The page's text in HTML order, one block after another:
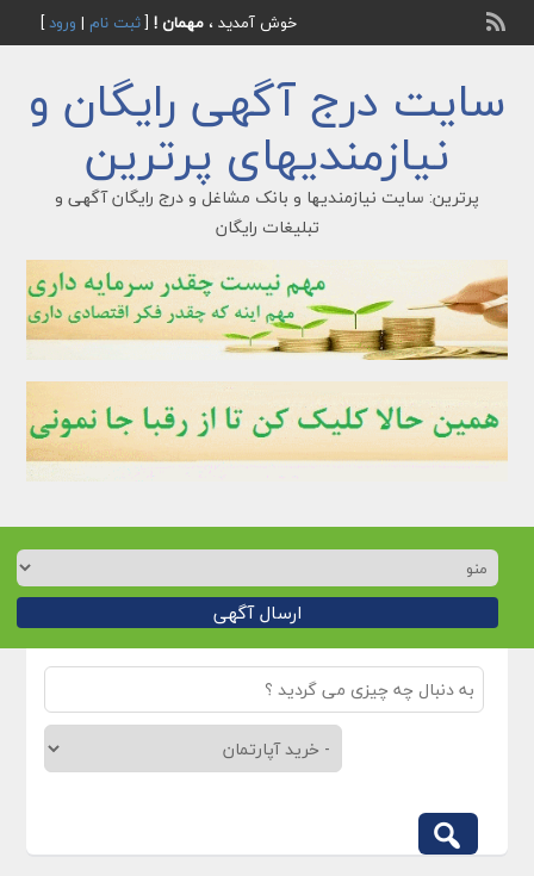
خوش آمدید ، مهمان ![ثبت نام | ورود]
سایت درج آگهی رایگان و
نیازمندیهای پرترین
پرترین: سایت نیازمندیها و بانک مشاغل و درج رایگان آگهی و
تبلیغات رایگان
ارسال آگهی